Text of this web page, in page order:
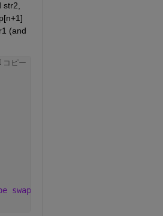
str2,
(and
コピー
swapped directly